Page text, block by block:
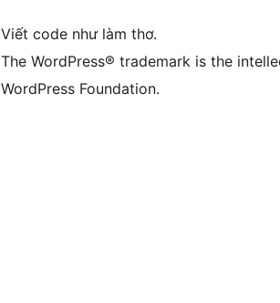
Viết code như làm thơ.
The WordPress® trademark is the
WordPress Foundation.